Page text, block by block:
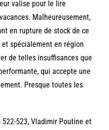
valise pour le lire
Malheureusement,
en rupture de stock de ce
spécialement en région
de telles insuffisances que
qui accepte une
Presque toutes les
523, Vladimir Poutine et